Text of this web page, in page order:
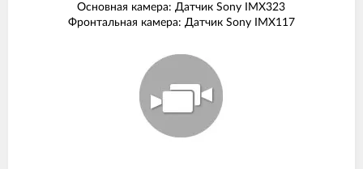
Основная камера: Датчик Sony IMX323
Фронтальная камера: Датчик Sony IMX117